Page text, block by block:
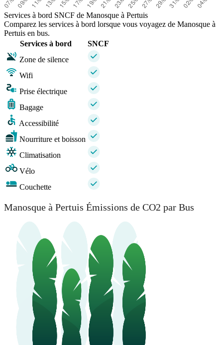
Services à bord SNCF de Manosque à Pertuis
Comparez les services à bord lorsque vous voyagez de Manosque à
Pertuis en bus.
Services à bord
SNCF
Zone de silence
Wifi
Prise électrique
Bagage
Accessibilité
Nourriture et boisson
Climatisation
Vélo
Couchette
Manosque à Pertuis Émissions de CO2 par Bus